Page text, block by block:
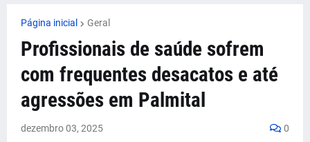
Página inicial Geral
Profissionais de saúde sofrem
com frequentes desacatos e até
agressões em Palmital
dezembro 03, 2025 0